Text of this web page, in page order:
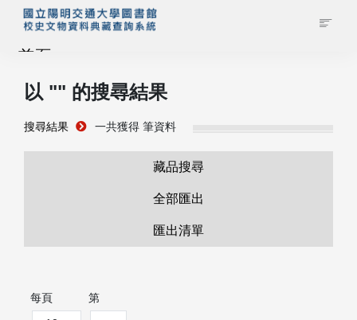
首頁
藏品查詢
以 "" 的搜尋結果
搜尋結果 一共獲得 筆資料
藏品搜尋
全部匯出
匯出清單
每頁 第